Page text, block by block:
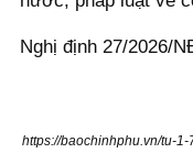
Nghị định 27/2026/
https://baochinhphu.vn/tu-